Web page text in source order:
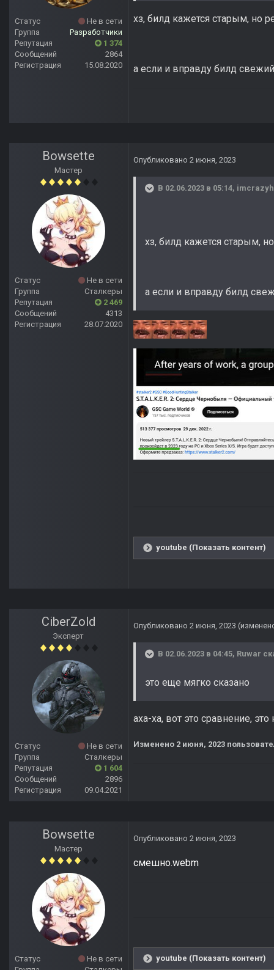
Статус
Не в сети
Группа
Разработчики
Репутация
1 374
Сообщений
2864
Регистрация
15.08.2020
хз, билд кажется старым, но
а если и вправду билд
Bowsette
Мастер
Статус
Не в сети
Группа
Сталкеры
Репутация
2 469
Сообщений
4313
Регистрация
28.07.2020
Опубликовано 2 июня, 2023
В 02.06.2023 в 05:14,
хз, билд кажется старым,
а если и вправду билд
youtube (Показать контент)
CiberZold
Эксперт
Статус
Не в сети
Группа
Сталкеры
Репутация
1 604
Сообщений
2896
Регистрация
09.04.2021
Опубликовано 2 июня, 2023
В 02.06.2023 в 04:45, Ruwar
это еще мягко сказано
аха-ха, вот это сравнение,
Изменено 2 июня, 2023
Bowsette
Мастер
Статус
Не в сети
Опубликовано 2 июня, 2023
смешно.webm
youtube (Показать контент)